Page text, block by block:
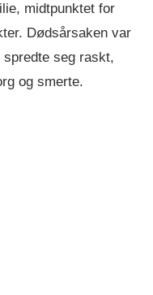
midtpunktet for
Dødsårsaken var
spredte seg raskt,
og smerte.